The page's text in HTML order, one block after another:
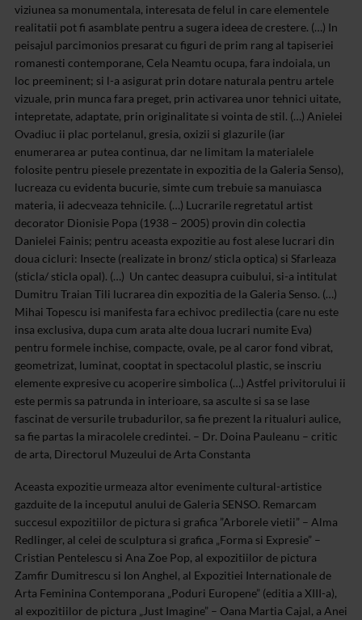
viziunea sa monumentala, interesata de felul in care elementele
realitatii pot fi asamblate pentru a sugera ideea de crestere. (…) In
peisajul parcimonios presarat cu figuri de prim rang al tapiseriei
romanesti contemporane, Cela Neamtu ocupa, fara indoiala, un
loc preeminent; si l-a asigurat prin dotare naturala pentru artele
vizuale, prin munca fara preget, prin activarea unor tehnici uitate,
intepretate, adaptate, prin originalitate si vointa de stil. (…) Anielei
Ovadiuc ii plac portelanul, gresia, oxizii si glazurile (iar
enumerarea ar putea continua, dar ne limitam la materialele
folosite pentru piesele prezentate in expozitia de la Galeria Senso),
lucreaza cu evidenta bucurie, simte cum trebuie sa manuiasca
materia, ii adecveaza tehnicile. (…) Lucrarile regretatul artist
decorator Dionisie Popa (1938 – 2005) provin din colectia
Danielei Fainis; pentru aceasta expozitie au fost alese lucrari din
doua cicluri: Insecte (realizate in bronz/ sticla optica) si Sfarleaza
(sticla/ sticla opal). (…) Un cantec deasupra cuibului, si-a intitulat
Dumitru Traian Tili lucrarea din expozitia de la Galeria Senso. (…)
Mihai Topescu isi manifesta fara echivoc predilectia (care nu este
insa exclusiva, dupa cum arata alte doua lucrari numite Eva)
pentru formele inchise, compacte, ovale, pe al caror fond vibrat,
geometrizat, luminat, cooptat in spectacolul plastic, se inscriu
elemente expresive cu acoperire simbolica (…) Astfel privitorului ii
este permis sa patrunda in interioare, sa asculte si sa se lase
fascinat de versurile trubadurilor, sa fie prezent la ritualuri aulice,
sa fie partas la miracolele credintei. – Dr. Doina Pauleanu – critic
de arta, Directorul Muzeului de Arta Constanta
Aceasta expozitie urmeaza altor evenimente cultural-artistice
gazduite de la inceputul anului de Galeria SENSO. Remarcam
succesul expozitiilor de pictura si grafica ”Arborele vietii” – Alma
Redlinger, al celei de sculptura si grafica „Forma si Expresie” –
Cristian Pentelescu si Ana Zoe Pop, al expozitiilor de pictura
Zamfir Dumitrescu si Ion Anghel, al Expozitiei Internationale de
Arta Feminina Contemporana „Poduri Europene” (editia a XIII-a),
al expozitiilor de pictura „Just Imagine” – Oana Martia Cajal, a Anei